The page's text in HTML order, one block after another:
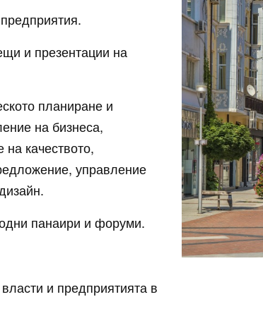
и презентации на
планиране и
на бизнеса,
качеството,
управление
панаири и форуми.
и предприятията в